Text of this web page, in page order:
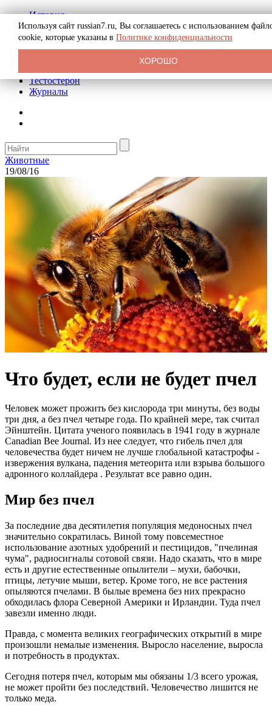
История
Биография
Криминал
Реклама на сайте
Тестостерон
Журналы
Животные
19/08/16
Что будет, если не будет пчел
Человек может прожить без кислорода три минуты, без воды
три дня, а без пчел четыре года. По крайней мере, так считал
Эйнштейн. Цитата ученого появилась в 1941 году в журнале
Canadian Bee Journal. Из нее следует, что гибель пчел для
человечества будет ничем не лучше глобальной катастрофы -
извержения вулкана, падения метеорита или взрыва большого
адронного коллайдера . Результат все равно один.
Мир без пчел
За последние два десятилетия популяция медоносных пчел
значительно сократилась. Виной тому повсеместное
использование азотных удобрений и пестицидов, "пчелиная
чума", радиосигналы сотовой связи. Надо сказать, что в мире
есть и другие естественные опылители – мухи, бабочки,
птицы, летучие мыши, ветер. Кроме того, не все растения
опыляются пчелами. В былые времена без них прекрасно
обходилась флора Северной Америки и Ирландии. Туда пчел
завезли именно люди.
Правда, с момента великих географических открытий в мире
произошли немалые изменения. Выросло население, выросла
и потребность в продуктах.
Сегодня потеря пчел, которым мы обязаны 1/3 всего урожая,
не может пройти без последствий. Человечество лишится не
только меда.
Используя сайт russian7.ru, Вы соглашаетесь с использованием
cookie, которые указаны в Политике конфиденциальности
ХОРОШО